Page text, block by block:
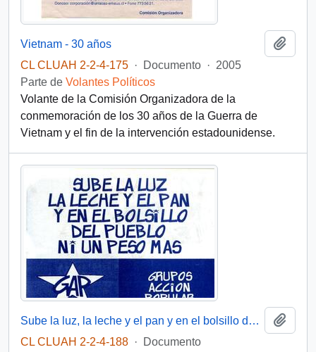
Vietnam - 30 años
CL CLUAH 2-2-4-175 · Documento · 2005
Parte de Volantes Políticos
Volante de la Comisión Organizadora de la
conmemoración de los 30 años de la Guerra de
Vietnam y el fin de la intervención estadounidense.
Sube la luz, la leche y el pan y en el bolsillo de un pueblo ni un peso más
CL CLUAH 2-2-4-188 ·
Documento